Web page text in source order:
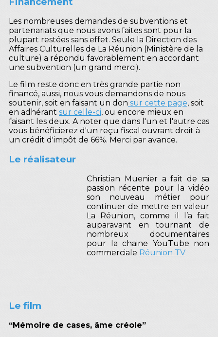
Les nombreuses demandes de subventions et
partenariats que nous avons faites sont pour la
plupart restées sans effet. Seule la Direction des
Affaires Culturelles de La Réunion (Ministère de la
culture) a répondu favorablement en accordant
une subvention (un grand merci).
Le film reste donc en très grande partie non
financé, aussi, nous vous demandons de nous
soutenir, soit en faisant un don sur cette page, soit
en adhérant sur celle-ci, ou encore mieux en
faisant les deux. A noter que dans l'un et l'autre cas
vous bénéficierez d'un reçu fiscal ouvrant droit à
un crédit d'impôt de 66%. Merci par avance.
Le réalisateur
Christian Muenier a fait de sa
passion récente pour la vidéo
son nouveau métier pour
continuer de mettre en valeur
La Réunion, comme il l’a fait
auparavant en tournant de
nombreux documentaires
pour la chaine YouTube non
commerciale Réunion TV
Le film
“Mémoire de cases, âme créole”